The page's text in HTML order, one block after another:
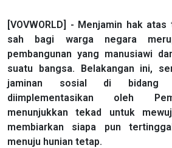
[VOVWORLD] - Menjamin hak
sah bagi warga negara
pembangunan yang manusiawi
suatu bangsa. Belakangan ini,
jaminan sosial di bidang
diimplementasikan oleh
menunjukkan tekad untuk
membiarkan siapa pun
menuju hunian tetap.